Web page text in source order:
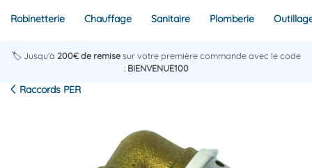
Robinetterie Chauffage Sanitaire Plomberie
🏷️ Jusqu'à 200€ de remisesur votre première commande avec le code
: BIENVENUE100
Raccords PER